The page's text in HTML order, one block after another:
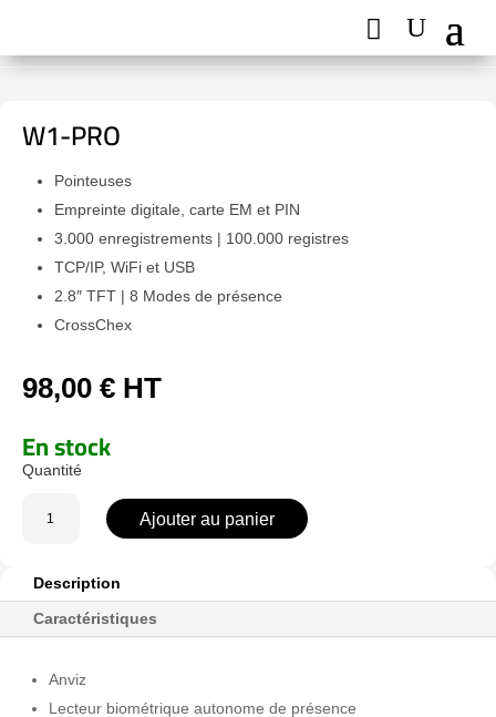
W1-PRO
Pointeuses
Empreinte digitale, carte EM et PIN
3.000 enregistrements | 100.000 registres
TCP/IP, WiFi et USB
2.8″ TFT | 8 Modes de présence
CrossChex
98,00 € HT
En stock
PRO
Ajouter au panier
Description
Caractéristiques
Anviz
Lecteur biométrique autonome de présence